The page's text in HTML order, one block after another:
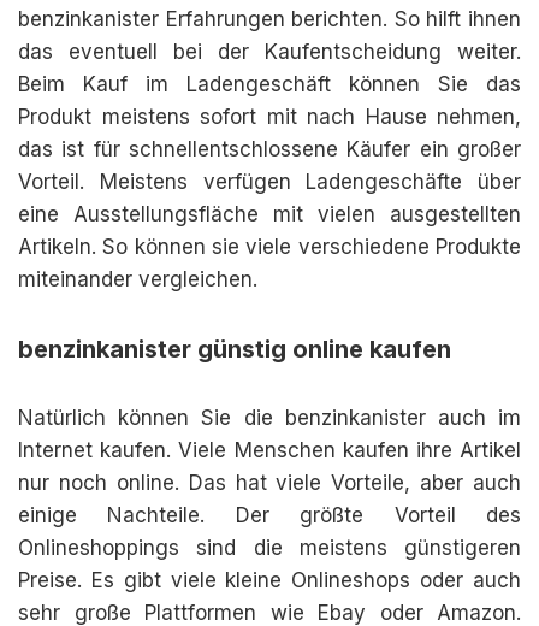
benzinkanister Erfahrungen berichten. So hilft ihnen
das eventuell bei der Kaufentscheidung weiter.
Beim Kauf im Ladengeschäft können Sie das
Produkt meistens sofort mit nach Hause nehmen,
das ist für schnellentschlossene Käufer ein großer
Vorteil. Meistens verfügen Ladengeschäfte über
eine Ausstellungsfläche mit vielen ausgestellten
Artikeln. So können sie viele verschiedene Produkte
miteinander vergleichen.
benzinkanister günstig online kaufen
Natürlich können Sie die benzinkanister auch im
Internet kaufen. Viele Menschen kaufen ihre Artikel
nur noch online. Das hat viele Vorteile, aber auch
einige Nachteile. Der größte Vorteil des
Onlineshoppings sind die meistens günstigeren
Preise. Es gibt viele kleine Onlineshops oder auch
sehr große Plattformen wie Ebay oder Amazon.